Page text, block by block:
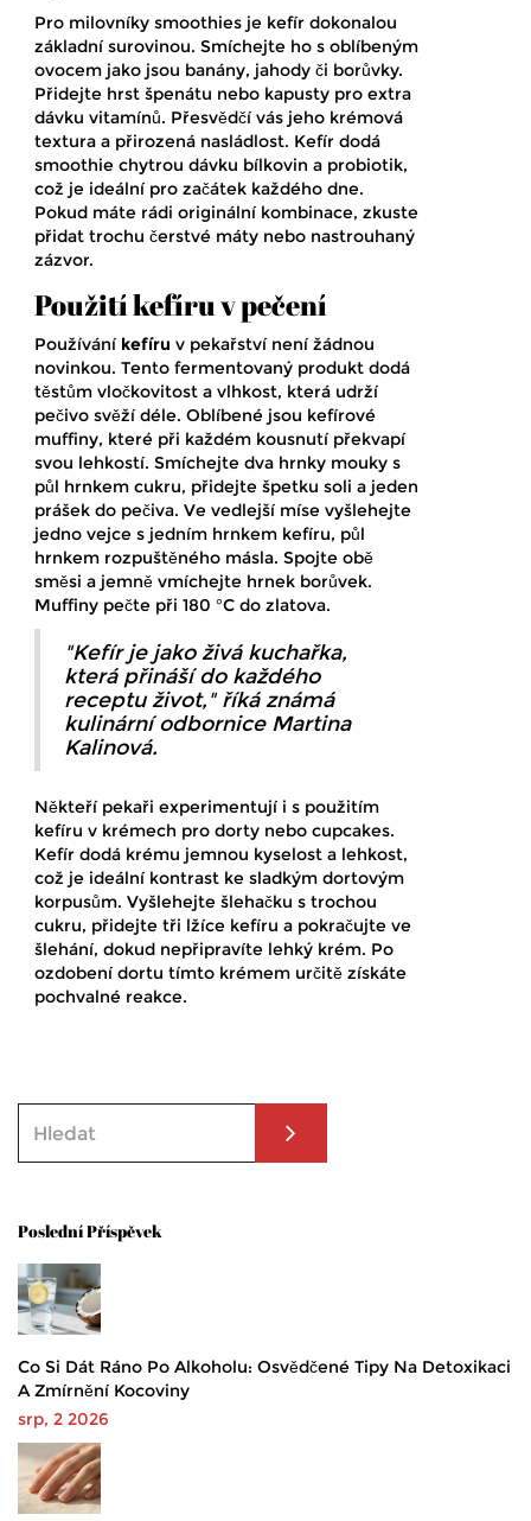
Pro milovníky smoothies je kefír dokonalou
základní surovinou. Smíchejte ho s oblíbeným
ovocem jako jsou banány, jahody či borůvky.
Přidejte hrst špenátu nebo kapusty pro extra
dávku vitamínů. Přesvědčí vás jeho krémová
textura a přirozená nasládlost. Kefír dodá
smoothie chytrou dávku bílkovin a probiotik,
což je ideální pro začátek každého dne.
Pokud máte rádi originální kombinace, zkuste
přidat trochu čerstvé máty nebo nastrouhaný
zázvor.
Použití kefíru v pečení
Používání kefíru v pekařství není žádnou
novinkou. Tento fermentovaný produkt dodá
těstům vločkovitost a vlhkost, která udrží
pečivo svěží déle. Oblíbené jsou kefírové
muffiny, které při každém kousnutí překvapí
svou lehkostí. Smíchejte dva hrnky mouky s
půl hrnkem cukru, přidejte špetku soli a jeden
prášek do pečiva. Ve vedlejší míse vyšlehejte
jedno vejce s jedním hrnkem kefíru, půl
hrnkem rozpuštěného másla. Spojte obě
směsi a jemně vmíchejte hrnek borůvek.
Muffiny pečte při 180 °C do zlatova.
"Kefír je jako živá kuchařka,
která přináší do každého
receptu život," říká známá
kulinární odbornice Martina
Kalinová.
Někteří pekaři experimentují i s použitím
kefíru v krémech pro dorty nebo cupcakes.
Kefír dodá krému jemnou kyselost a lehkost,
což je ideální kontrast ke sladkým dortovým
korpusům. Vyšlehejte šlehačku s trochou
cukru, přidejte tři lžíce kefíru a pokračujte ve
šlehání, dokud nepřipravíte lehký krém. Po
ozdobení dortu tímto krémem určitě získáte
pochvalné reakce.
Poslední Příspěvek
Co Si Dát Ráno Po Alkoholu: Osvědčené Tipy Na Detoxikaci
A Zmírnění Kocoviny
srp, 2 2026